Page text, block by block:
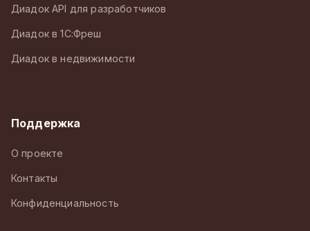
Диадок API для разработчиков
Диадок в 1С:Фреш
Диадок в недвижимости
Поддержка
О проекте
Контакты
Конфиденциальность